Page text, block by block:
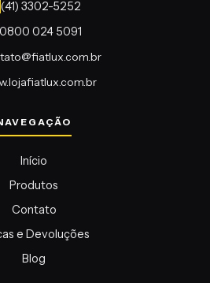
Início
Produtos
Contato
e Devoluções
Blog